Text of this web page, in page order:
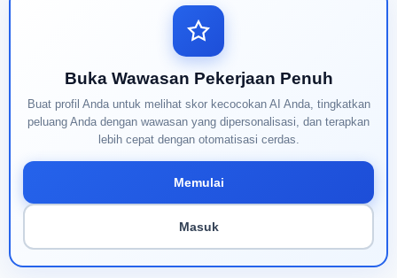
Buka Wawasan Pekerjaan Penuh
Buat profil Anda untuk melihat skor kecocokan AI Anda, tingkatkan
peluang Anda dengan wawasan yang dipersonalisasi, dan terapkan
lebih cepat dengan otomatisasi cerdas.
Memulai
Masuk